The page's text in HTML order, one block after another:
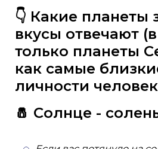
👇 Какие планеты
вкусы отвечают
только планеты
как самые
личности
🧂 Солнце -